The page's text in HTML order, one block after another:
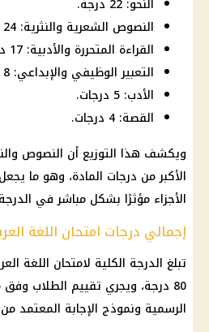
النصوص الشعرية والنثرية: 24 درجة.
القراءة المتحررة والأدبية: 17 درجة.
التعبير الوظيفي والإبداعي: 8 درجات.
الأدب: 5 درجات.
القصة: 4 درجات.
ويكشف هذا التوزيع أن النصوص
الأكبر من درجات المادة، وهو ما
الأجزاء مؤثرًا بشكل مباشر في
إجمالي درجات امتحان اللغة
تبلغ الدرجة الكلية لامتحان اللغة
80 درجة، ويجري تقييم الطلاب
الرسمية ونموذج الإجابة المعتمد من